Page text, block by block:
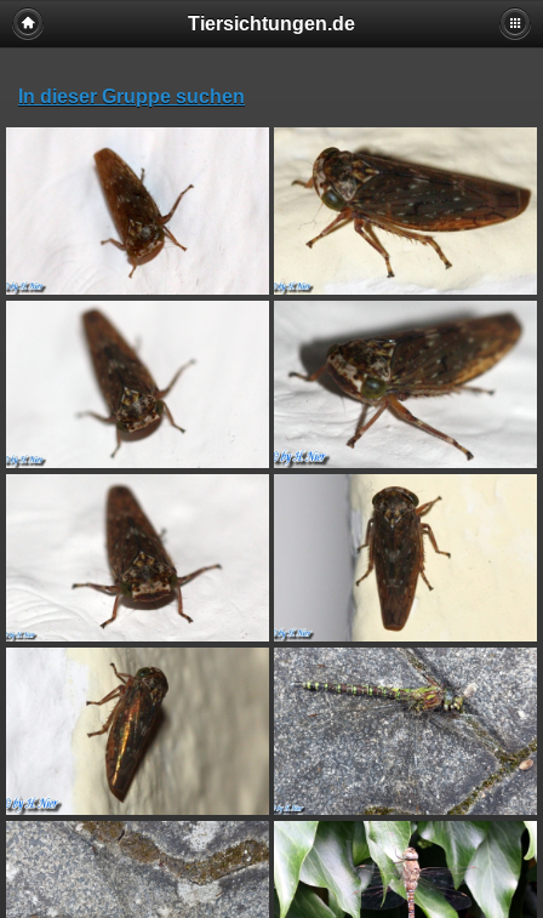
Tiersichtungen.de
In dieser Gruppe suchen